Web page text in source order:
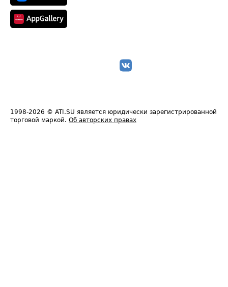
1998-2026 © ATI.SU является юридически зарегистрированной
торговой маркой. Об авторских правах